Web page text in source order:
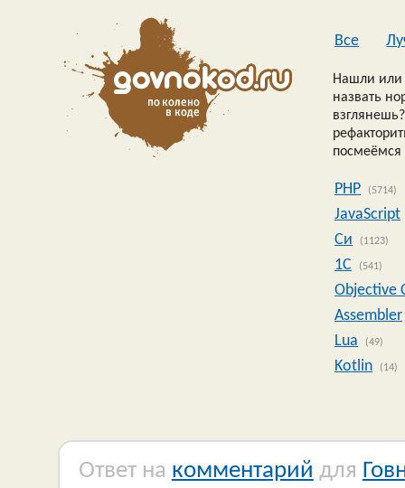
Все
Нашли или
назвать
посмеёмся
PHP (5714)
JavaScript
Си
(1123)
1C (541)
Objective
Assembler
Lua
(49)
Kotlin (14)
Ответ на комментарий для